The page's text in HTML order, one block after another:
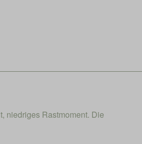
niedriges Rastmoment. Die